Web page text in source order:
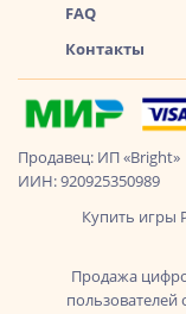
FAQ
Контакты
Продавец: ИП «Bright»
ИИН: 920925350989
Купить игры
Продажа
пользователей